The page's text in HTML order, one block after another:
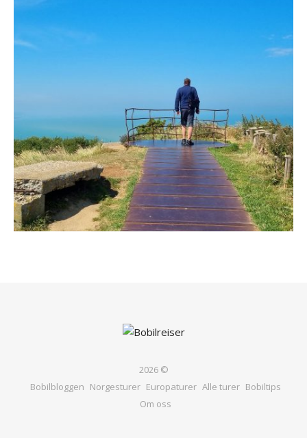
2026 ©
Bobilbloggen Norgesturer Europaturer Alle turer Bobiltips
Om oss